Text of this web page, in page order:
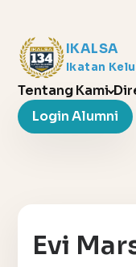
IKALSA
Ikatan
Tentang Kami
Login Alumni
Evi